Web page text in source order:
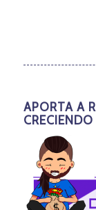
APORTA A
CRECIENDO